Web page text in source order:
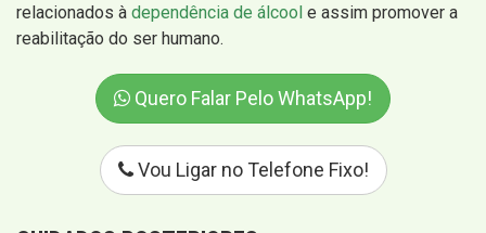
relacionados à dependência de álcool e assim promover a
reabilitação do ser humano.
Quero Falar Pelo WhatsApp!
Vou Ligar no Telefone Fixo!